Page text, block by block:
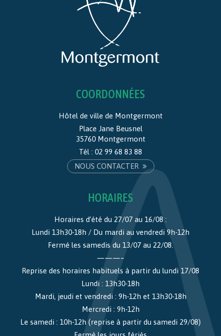
COORDONNÉES
Hôtel de ville de Montgermont
Place Jane Beusnel
35760 Montgermont
Tél : 02 99 68 83 88
NOUS CONTACTER
HORAIRES
Horaires d’été du 27/07 au 16/08 :
Lundi 13h30-18h / Du mardi au vendredi 9h-12h
Fermé les samedis du 13/07 au 22/08.
———–
Reprise des horaires habituels à partir du lundi 17/08
Lundi : 13h30-18h
Mardi, jeudi et vendredi : 9h-12h et 13h30-18h
Mercredi : 9h-12h
Le samedi : 10h-12h (reprise à partir du samedi 29/08)